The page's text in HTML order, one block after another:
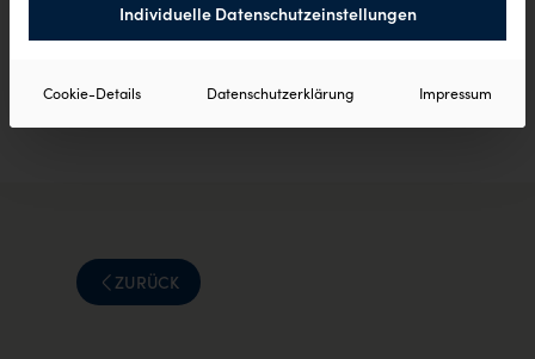
ZURÜCK
Individuelle Datenschutzeinstellungen
Cookie-Details Datenschutzerklärung Impressum